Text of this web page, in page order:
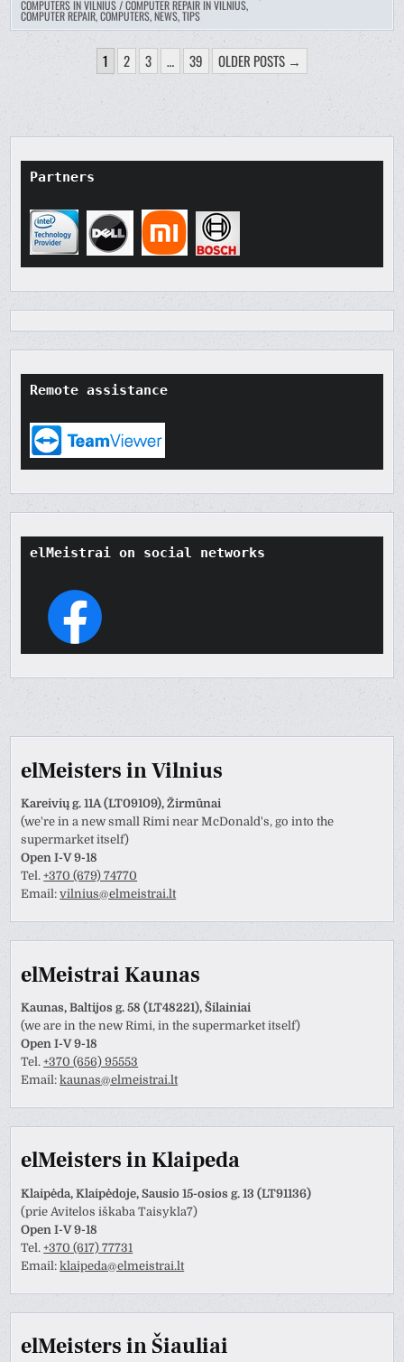
COMPUTERS IN VILNIUS / COMPUTER REPAIR IN VILNIUS,
COMPUTER REPAIR, COMPUTERS, NEWS, TIPS
PAGINATION
1 2 3 … 39 OLDER POSTS →
Partners
Remote assistance
elMeistrai on social networks
elMeisters in Vilnius
Kareivių g. 11A (LT09109), Žirmūnai
(we're in a new small Rimi near McDonald's, go into the
supermarket itself)
Open I-V 9-18
Tel.+370 (679) 74770
Email:vilnius@elmeistrai.lt
elMeistrai Kaunas
Kaunas, Baltijos g. 58 (LT48221), Šilainiai
(we are in the new Rimi, in the supermarket itself)
Open I-V 9-18
Tel.+370 (656) 95553
Email:kaunas@elmeistrai.lt
elMeisters in Klaipeda
Klaipėda, Klaipėdoje, Sausio 15-osios g. 13 (LT91136)
(prie Avitelos iškaba Taisykla7)
Open I-V 9-18
Tel.+370 (617) 77731
Email:klaipeda@elmeistrai.lt
elMeisters in Šiauliai